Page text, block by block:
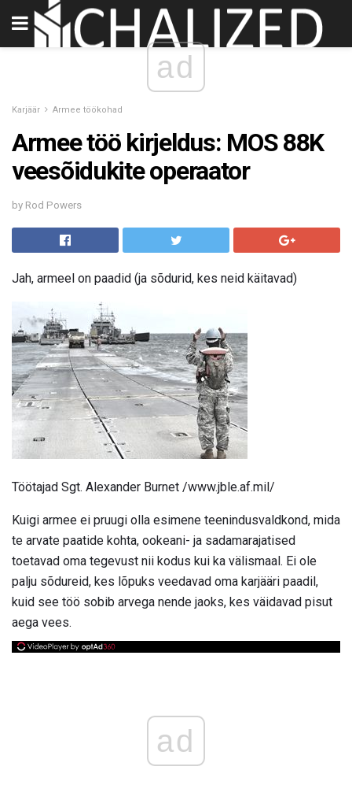
ad
Karjäär Armee töökohad
Armee töö kirjeldus: MOS 88K
veesõidukite operaator
by Rod Powers
Jah, armeel on paadid (ja sõdurid, kes neid käitavad)
Töötajad Sgt. Alexander Burnet /www.jble.af.mil/
Kuigi armee ei pruugi olla esimene teenindusvaldkond, mida
te arvate paatide kohta, ookeani- ja sadamarajatised
toetavad oma tegevust nii kodus kui ka välismaal. Ei ole
palju sõdureid, kes lõpuks veedavad oma karjääri paadil,
kuid see töö sobib arvega nende jaoks, kes väidavad pisut
aega vees.
ad